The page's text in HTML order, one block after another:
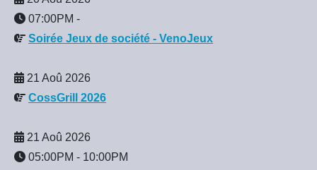
07:00PM -
Soirée Jeux de société - VenoJeux
21 Aoû 2026
CossGrill 2026
21 Aoû 2026
05:00PM - 10:00PM